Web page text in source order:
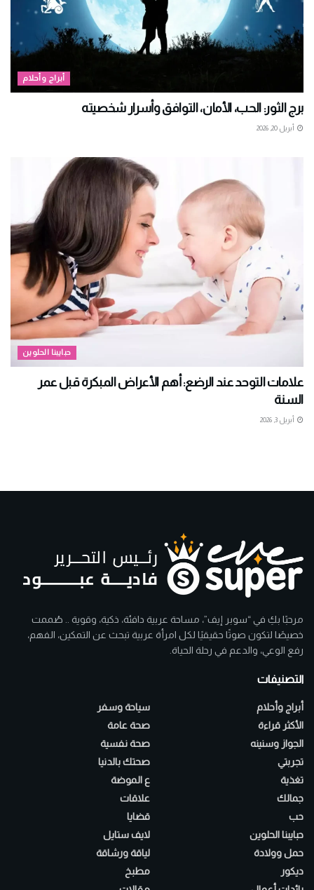
أبراج وأحلام
برج الثور: الحب، الأمان، التوافق وأسرار شخصيته
أبريل 20, 2026
حبايبنا الحلوين
علامات التوحد عند الرضع: أهم الأعراض المبكرة قبل عمر
السنة
أبريل 3, 2026
مرحبًا بكِ في “سوبر إيف”، مساحة عربية دافئة، ذكية، وقوية .. صُممت
خصيصًا لتكون صوتًا حقيقيًا لكل امرأة عربية تبحث عن التمكين، الفهم،
رفع الوعي، والدعم في رحلة الحياة.
التصنيفات
أبراج وأحلام
الأكثر قراءة
الجواز وسنينه
تجربتي
تغذية
جمالك
حب
حبايبنا الحلوين
حمل وولادة
ديكور
سياحة وسفر
صحة عامة
صحة نفسية
صحتك بالدنيا
ع الموضة
علاقات
قضايا
لايف ستايل
لياقة ورشاقة
مطبخ